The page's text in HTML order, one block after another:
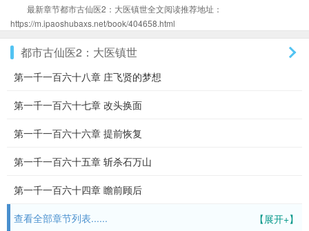
最新章节都市古仙医2：大医镇世全文阅读推荐地址：
https://m.ipaoshubaxs.net/book/404658.html
都市古仙医2：大医镇世
第一千一百六十八章 庄飞贤的梦想
第一千一百六十七章 改头换面
第一千一百六十六章 提前恢复
第一千一百六十五章 斩杀石万山
第一千一百六十四章 瞻前顾后
【展开+】
查看全部章节列表......